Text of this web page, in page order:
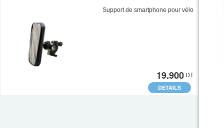
Support de smartphone pour vélo
19.900 DT
DETAILS